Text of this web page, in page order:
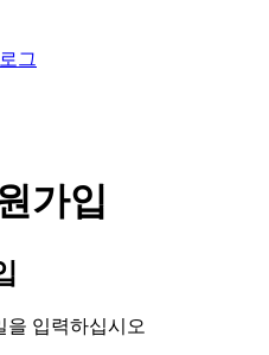
그
가입
을 입력하십시오